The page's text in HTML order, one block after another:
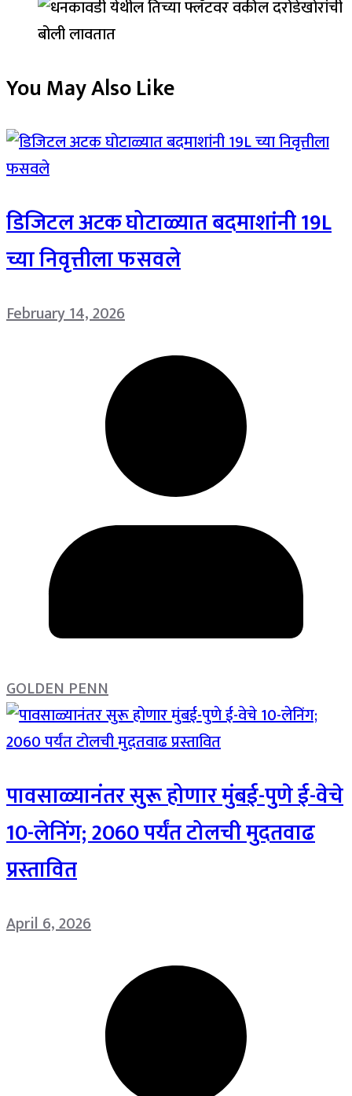
You May Also Like
डिजिटल अटक घोटाळ्यात बदमाशांनी 19L
च्या निवृत्तीला फसवले
February 14, 2026
GOLDEN PENN
पावसाळ्यानंतर सुरू होणार मुंबई-पुणे ई-वेचे
10-लेनिंग; 2060 पर्यंत टोलची मुदतवाढ
प्रस्तावित
April 6, 2026